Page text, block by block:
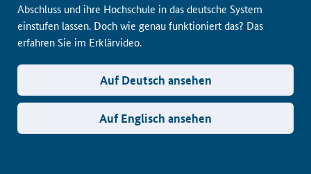
Abschluss und ihre Hochschule in das deutsche System
einstufen lassen. Doch wie genau funktioniert das? Das
erfahren Sie im Erklärvideo.
Auf Deutsch ansehen
Auf Englisch ansehen